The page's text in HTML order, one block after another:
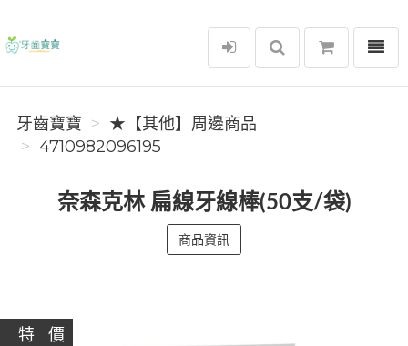
牙齒寶寶
選單
牙齒寶寶
★【其他】周邊商品
4710982096195
奈森克林 扁線牙線棒(50支/袋)
商品資訊
特 價